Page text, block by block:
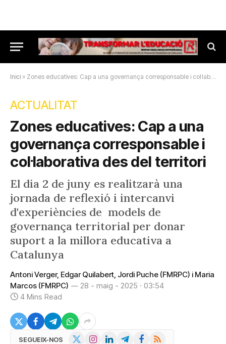
Inici » Zones educatives: Cap a una governança corresponsable i col·laborativa des del territori
ACTUALITAT
Zones educatives: Cap a una
governança corresponsable i
col·laborativa des del territori
El dia 2 de juny es realitzarà una
jornada de reflexió i intercanvi
d'experiències de models de
governança territorial per donar
suport a la millora educativa a
Catalunya
Antoni Verger, Edgar Quilabert, Jordi Puche (FMRPC) i Maria
Marcos (FMRPC)
28 - maig - 2025 · 03:54
4 Mins Read
SEGUEIX-NOS InstagramLinkedInTelegramFacebook
RSS